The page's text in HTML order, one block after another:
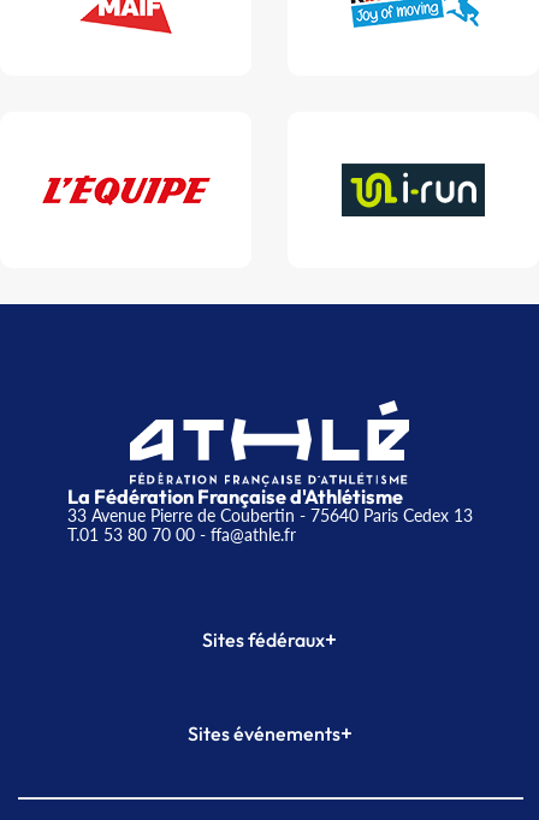
La Fédération Française d'Athlétisme
33 Avenue Pierre de Coubertin - 75640 Paris Cedex 13
T.01 53 80 70 00- ffa@athle.fr
Sites fédéraux+
Plateforme Formation
Sites événements+
Meeting de Paris indoor